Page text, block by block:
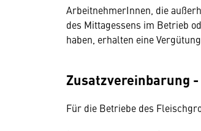
ArbeitnehmerInnen, die
des Mittagessens im Betrieb
haben, erhalten eine
Zusatzvereinbarung
Für die Betriebe des